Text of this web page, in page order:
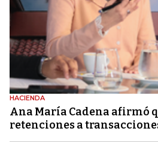
HACIENDA
Ana María Cadena afirmó
retenciones a